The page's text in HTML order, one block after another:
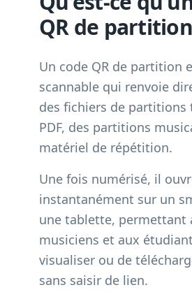
QR de
Un code QR de partition
scannable qui renvoie
des fichiers de partitions
PDF, des partitions
matériel de répétition.
Une fois numérisé, il
instantanément sur un
une tablette, permettant
musiciens et aux
visualiser ou de
sans saisir de lien.